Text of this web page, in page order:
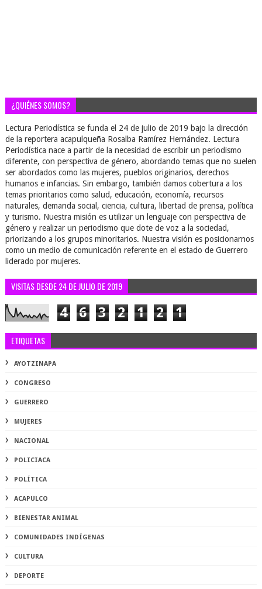
¿QUIÉNES SOMOS?
Lectura Periodística se funda el 24 de julio de 2019 bajo la dirección
de la reportera acapulqueña Rosalba Ramírez Hernández. Lectura
Periodística nace a partir de la necesidad de escribir un periodismo
diferente, con perspectiva de género, abordando temas que no suelen
ser abordados como las mujeres, pueblos originarios, derechos
humanos e infancias. Sin embargo, también damos cobertura a los
temas prioritarios como salud, educación, economía, recursos
naturales, demanda social, ciencia, cultura, libertad de prensa, política
y turismo. Nuestra misión es utilizar un lenguaje con perspectiva de
género y realizar un periodismo que dote de voz a la sociedad,
priorizando a los grupos minoritarios. Nuestra visión es posicionarnos
como un medio de comunicación referente en el estado de Guerrero
liderado por mujeres.
VISITAS DESDE 24 DE JULIO DE 2019
4 6 3 2 1 2 1
ETIQUETAS
AYOTZINAPA
CONGRESO
GUERRERO
MUJERES
NACIONAL
POLICIACA
POLÍTICA
ACAPULCO
BIENESTAR ANIMAL
COMUNIDADES INDÍGENAS
CULTURA
DEPORTE